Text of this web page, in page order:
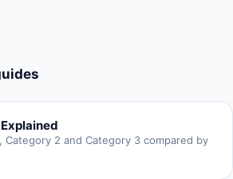
Category 2 and Category 3 compared by